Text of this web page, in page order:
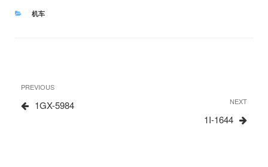
CATEGORIES
机车
文
章
Previous
Post
PREVIOUS
1GX-5984
Next
Post
NEXT
1I-1644